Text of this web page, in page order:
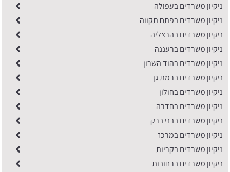
ניקיון משרדים בעפולה
ניקיון משרדים בפתח תקווה
ניקיון משרדים בהרצליה
ניקיון משרדים ברעננה
ניקיון משרדים בהוד השרון
ניקיון משרדים ברמת גן
ניקיון משרדים בחולון
ניקיון משרדים בחדרה
ניקיון משרדים בבני ברק
ניקיון משרדים במרכז
ניקיון משרדים בקריות
ניקיון משרדים ברחובות